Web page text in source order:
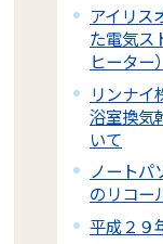
アイリス
た電気ス
ヒーター
リンナイ
浴室換気
いて
ノートパ
のリコー
平成２９